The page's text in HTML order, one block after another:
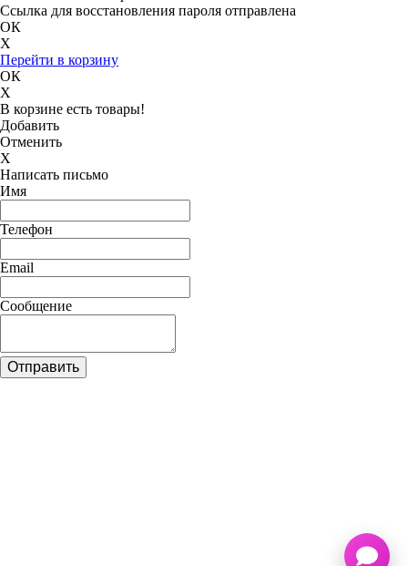
Ссылка для восстановления пароля отправлена
ОК
X
Перейти в корзину
ОК
X
В корзине есть товары!
Добавить
Отменить
X
Написать письмо
Имя
Телефон
Email
Сообщение